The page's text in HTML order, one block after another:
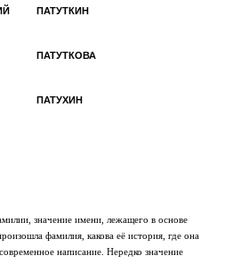
ПАТУТКИН
ПАТУТКОВА
ПАТУХИН
значение имени, лежащего в основе
фамилия, какова её история, где она
написание. Нередко значение